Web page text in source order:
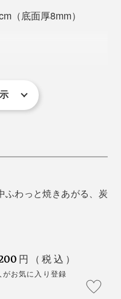
焼き鳥を焼きながら、
りが早まり、旨味がギ
たい場合は、途中から
ングなどを使う
の担当者は、「スミ
使い続けているそう
イク。カーボンの新し
』で、“炭焼きのごち
すぐに汚れて手入れも
目以降は予熱の必要
本当に便利。
（底面厚8mm）
理器、直火（炭火、オ
ふわっと焼きあがる、炭
円（税込）
がお気に入り登録